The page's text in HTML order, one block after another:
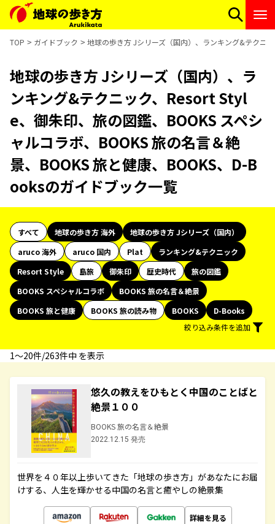
TOP ガイドブック 地球の歩き方 Jシリーズ（国内）、ランキング&テクニ
地球の歩き方 Jシリーズ（国内）、ラ
ンキング&テクニック、Resort Styl
e、御朱印、旅の図鑑、BOOKS スペシ
ャルコラボ、BOOKS 旅の名言＆絶
景、BOOKS 旅と健康、BOOKS、D-B
ooksのガイドブック一覧
すべて 地球の歩き方 海外
地球の歩き方 Jシリーズ（国内）
aruco 海外
aruco 国内 Plat
ランキング&テクニック
Resort Style
島旅 御朱印 歴史時代
旅の図鑑
BOOKS スペシャルコラボ
BOOKS 旅の名言＆絶景
BOOKS 旅と健康
BOOKS 旅の読み物 BOOKS
D-Books
絞り込み条件を追加
1〜20件/263件中 を表示
悠久の教えをひもとく中国のことばと
絶景１００
BOOKS 旅の名言＆絶景
2022.12.15 発売
世界を４０年以上歩いてきた「地球の歩き方」があなたにお届
けする、人生を輝かせる中国の名言と癒やしの絶景集
詳細を見る